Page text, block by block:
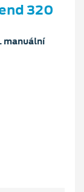
320
manuální